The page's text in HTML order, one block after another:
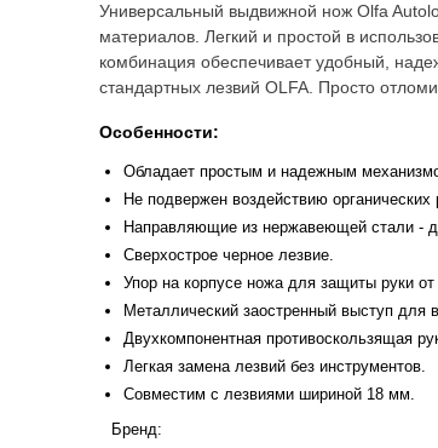
Универсальный выдвижной нож Olfa
материалов. Легкий и простой в
комбинация обеспечивает удобный,
стандартных лезвий OLFA. Просто
Особенности:
Обладает простым и надежным
Не подвержен воздействию органических
Направляющие из нержавеющей стали -
Cверхострое черное лезвие.
Упор на корпусе ножа для защиты руки
Металлический заостренный выступ для
Двухкомпонентная противоскользящая
Легкая замена лезвий без инструментов.
Совместим с лезвиями шириной 18 мм.
Бренд: